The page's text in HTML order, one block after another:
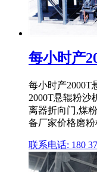
每小时产
每小时产2000T
2000T悬辊粉沙
离器折向门,煤
备厂家价格磨
联系电话: 180